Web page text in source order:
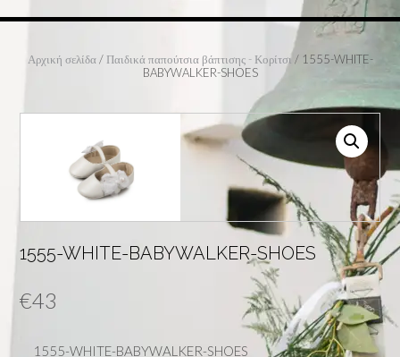
Αρχική σελίδα/ Παιδικά παπούτσια βάπτισης - Κορίτσι / 1555-WHITE-
BABYWALKER-SHOES
1555-WHITE-BABYWALKER-SHOES
€43
1555-WHITE-BABYWALKER-SHOES